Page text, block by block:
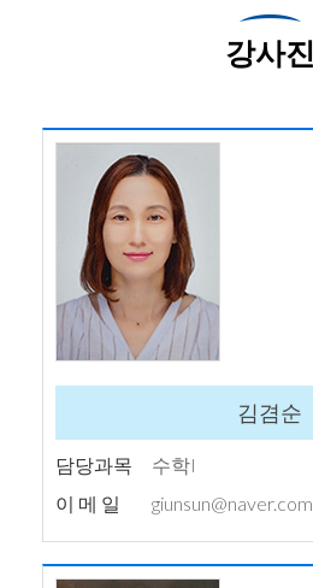
강사진
김겸순
담당과목
수학I
이 메 일
giunsun@naver.com